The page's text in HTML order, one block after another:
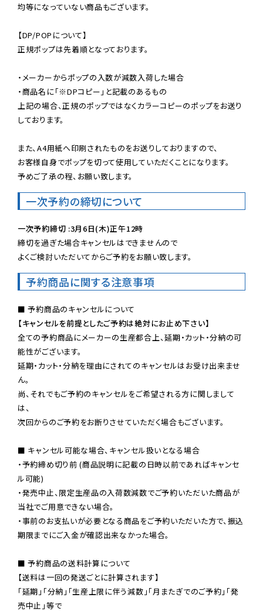
均等になっていない商品もございます。
【DP/POPについて】
正規ポップは先着順となっております。
・メーカーからポップの入数が減数入荷した場合
・商品名に「※DPコピー」と記載のあるもの
上記の場合、正規のポップではなくカラーコピーのポップをお送り
しております。
また、A4用紙へ印刷されたものをお送りしておりますので、
お客様自身でポップを切って使用していただくことになります。
予めご了承の程、お願い致します。
一次予約の締切について
一次予約締切 :3月6日(木)正午12時
締切を過ぎた場合キャンセルはできませんので
よくご検討いただいてからご予約をお願い致します。
予約商品に関する注意事項
【キャンセルを前提としたご予約は絶対にお止め下さい】
全ての予約商品にメーカーの生産都合上、延期・カット・分納の可
能性がございます。
延期・カット・分納を理由にされてのキャンセルはお受け出来ませ
ん。
尚、それでもご予約のキャンセルをご希望される方に関しまして
は、
次回からのご予約をお断りさせていただく場合もございます。
■ キャンセル可能な場合、キャンセル扱いとなる場合
・予約締め切り前 (商品説明に記載の日時以前であればキャンセ
ル可能)
・発売中止、限定生産品の入荷数減数でご予約いただいた商品が
当社でご用意できない場合。
・事前のお支払いが必要となる商品をご予約いただいた方で、振込
期限までにご入金が確認出来なかった場合。
■ 予約商品の送料計算について
【送料は一回の発送ごとに計算されます】
「延期」「分納」「生産上限に伴う減数」「月またぎでのご予約」「発
売中止」等で